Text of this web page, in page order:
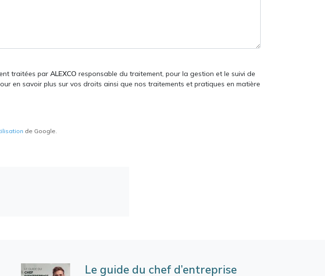
traitées par ALEXCO responsable du traitement, pour la gestion et le suivi de
en savoir plus sur vos droits ainsi que nos traitements et pratiques en matière
de Google.
Le guide du chef d’entreprise